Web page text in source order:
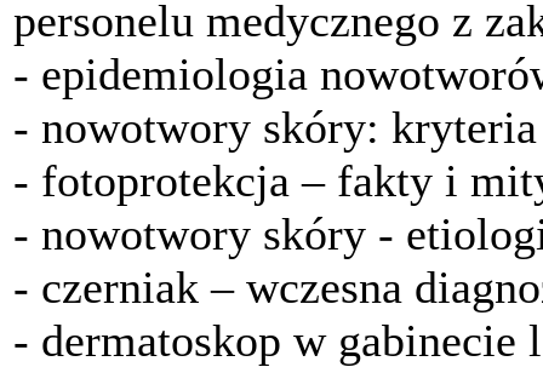
personelu medycznego z
- epidemiologia
- nowotwory skóry:
- fotoprotekcja – fakty i
- nowotwory skóry -
- czerniak – wczesna
- dermatoskop w gabinecie